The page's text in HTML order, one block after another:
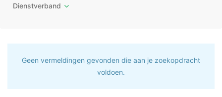
Dienstverband
Geen vermeldingen gevonden die aan je zoekopdracht
voldoen.